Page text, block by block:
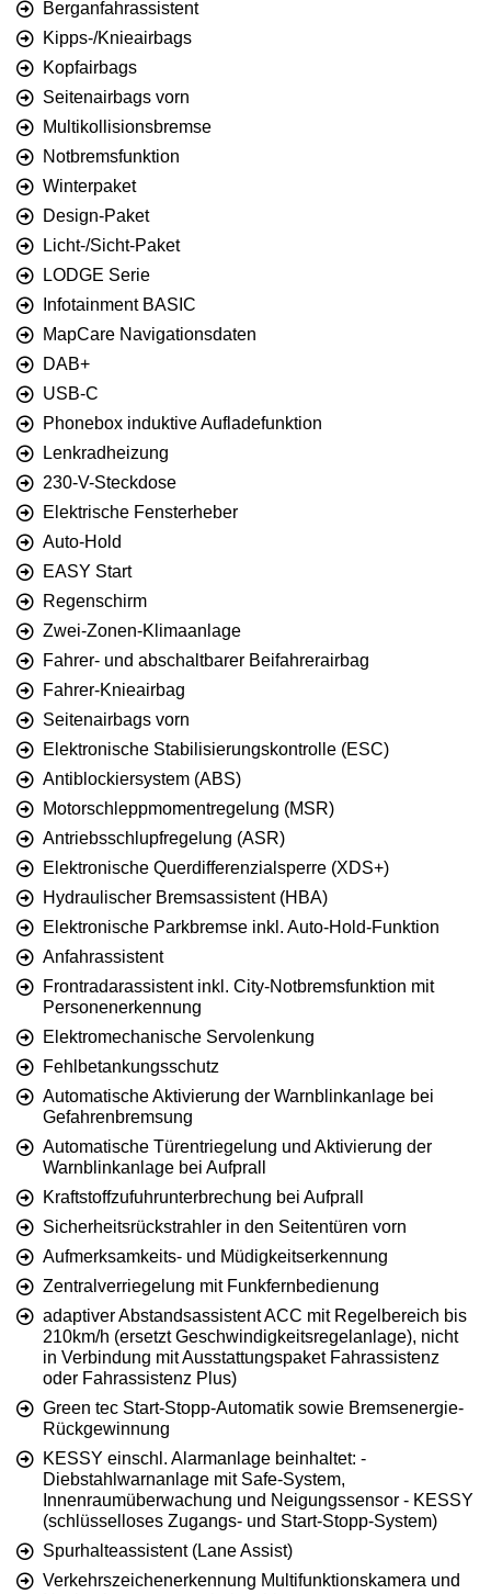
Berganfahrassistent
Kipps-/Knieairbags
Kopfairbags
Seitenairbags vorn
Multikollisionsbremse
Notbremsfunktion
Winterpaket
Design-Paket
Licht-/Sicht-Paket
LODGE Serie
Infotainment BASIC
MapCare Navigationsdaten
DAB+
USB-C
Phonebox induktive Aufladefunktion
Lenkradheizung
230-V-Steckdose
Elektrische Fensterheber
Auto-Hold
EASY Start
Regenschirm
Zwei-Zonen-Klimaanlage
Fahrer- und abschaltbarer Beifahrerairbag
Fahrer-Knieairbag
Seitenairbags vorn
Elektronische Stabilisierungskontrolle (ESC)
Antiblockiersystem (ABS)
Motorschleppmomentregelung (MSR)
Antriebsschlupfregelung (ASR)
Elektronische Querdifferenzialsperre (XDS+)
Hydraulischer Bremsassistent (HBA)
Elektronische Parkbremse inkl. Auto-Hold-Funktion
Anfahrassistent
Frontradarassistent inkl. City-Notbremsfunktion mit
Personenerkennung
Elektromechanische Servolenkung
Fehlbetankungsschutz
Automatische Aktivierung der Warnblinkanlage bei
Gefahrenbremsung
Automatische Türentriegelung und Aktivierung der
Warnblinkanlage bei Aufprall
Kraftstoffzufuhrunterbrechung bei Aufprall
Sicherheitsrückstrahler in den Seitentüren vorn
Aufmerksamkeits- und Müdigkeitserkennung
Zentralverriegelung mit Funkfernbedienung
adaptiver Abstandsassistent ACC mit Regelbereich bis
210km/h (ersetzt Geschwindigkeitsregelanlage), nicht
in Verbindung mit Ausstattungspaket Fahrassistenz
oder Fahrassistenz Plus)
Green tec Start-Stopp-Automatik sowie Bremsenergie-
Rückgewinnung
KESSY einschl. Alarmanlage beinhaltet: -
Diebstahlwarnanlage mit Safe-System,
Innenraumüberwachung und Neigungssensor - KESSY
(schlüsselloses Zugangs- und Start-Stopp-System)
Spurhalteassistent (Lane Assist)
Verkehrszeichenerkennung Multifunktionskamera und